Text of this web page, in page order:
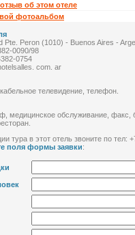
об этом отеле
фотоальбом
Pte. Peron (1010) - Buenos Aires -
0090/98
0754
com. ar
телевидение, телефон.
медицинское обслуживание, факс,
тура в этот отель звоните по тел:
поля формы заявки: